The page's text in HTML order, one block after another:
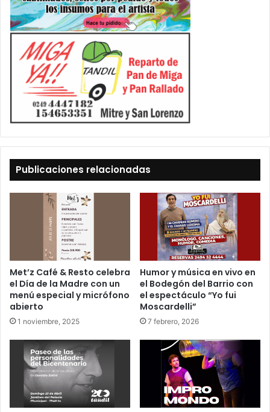
Publicaciones relacionadas
Met’z Café & Resto celebra
el Día de la Madre con un
menú especial y micrófono
abierto
1 noviembre, 2025
Humor y música en vivo en
el Bodegón del Barrio con
el espectáculo “Yo fui
Moscardelli”
7 febrero, 2026